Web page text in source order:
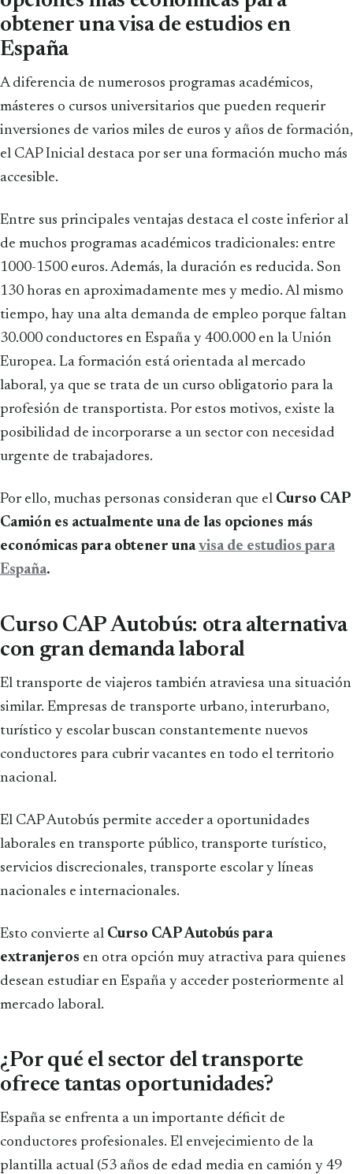
obtener una visa de estudios en
España
A diferencia de numerosos programas académicos,
másteres o cursos universitarios que pueden requerir
inversiones de varios miles de euros y años de formación,
el CAP Inicial destaca por ser una formación mucho más
accesible.
Entre sus principales ventajas destaca el coste inferior al
de muchos programas académicos tradicionales: entre
1000-1500 euros. Además, la duración es reducida. Son
130 horas en aproximadamente mes y medio. Al mismo
tiempo, hay una alta demanda de empleo porque faltan
30.000 conductores en España y 400.000 en la Unión
Europea. La formación está orientada al mercado
laboral, ya que se trata de un curso obligatorio para la
profesión de transportista. Por estos motivos, existe la
posibilidad de incorporarse a un sector con necesidad
urgente de trabajadores.
Por ello, muchas personas consideran que el Curso CAP
Camión es actualmente una de las opciones más
económicas para obtener unavisa de estudios para
España.
Curso CAP Autobús: otra alternativa
con gran demanda laboral
El transporte de viajeros también atraviesa una situación
similar. Empresas de transporte urbano, interurbano,
turístico y escolar buscan constantemente nuevos
conductores para cubrir vacantes en todo el territorio
nacional.
El CAP Autobús permite acceder a oportunidades
laborales en transporte público, transporte turístico,
servicios discrecionales, transporte escolar y líneas
nacionales e internacionales.
Esto convierte al Curso CAP Autobús para
extranjeros en otra opción muy atractiva para quienes
desean estudiar en España y acceder posteriormente al
mercado laboral.
¿Por qué el sector del transporte
ofrece tantas oportunidades?
España se enfrenta a un importante déficit de
conductores profesionales. El envejecimiento de la
plantilla actual (53 años de edad media en camión y 49